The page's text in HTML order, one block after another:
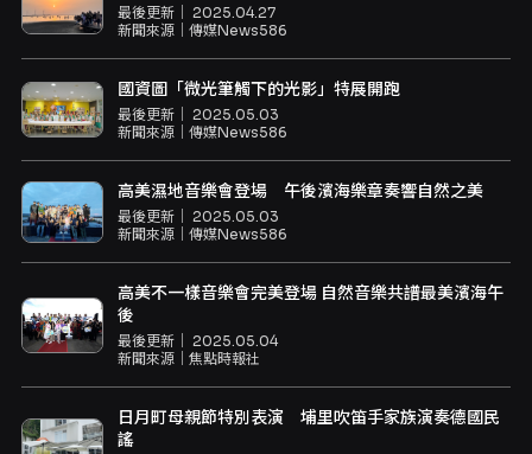
最後更新｜ 2025.04.27
新聞來源｜ 傳媒News586
國資圖「微光筆觸下的光影」特展開跑
最後更新｜ 2025.05.03
新聞來源｜ 傳媒News586
高美濕地音樂會登場 午後濱海樂章奏響自然之美
最後更新｜ 2025.05.03
新聞來源｜ 傳媒News586
高美不一樣音樂會完美登場 自然音樂共譜最美濱海午
後
最後更新｜ 2025.05.04
新聞來源｜ 焦點時報社
日月町母親節特別表演 埔里吹笛手家族演奏德國民
謠